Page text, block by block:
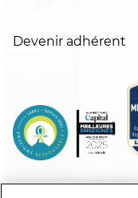
Devenir adhérent